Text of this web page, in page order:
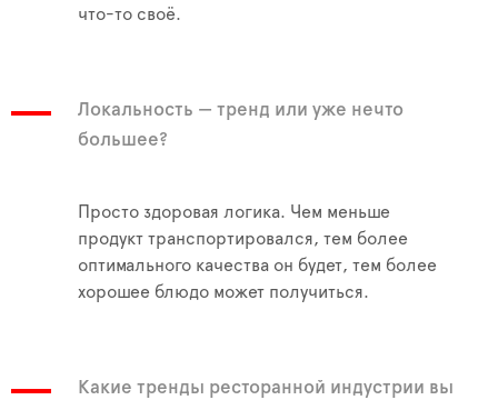
что-то своё.
Локальность — тренд или уже нечто
большее?
Просто здоровая логика. Чем меньше
продукт транспортировался, тем более
оптимального качества он будет, тем более
хорошее блюдо может получиться.
Какие тренды ресторанной индустрии вы